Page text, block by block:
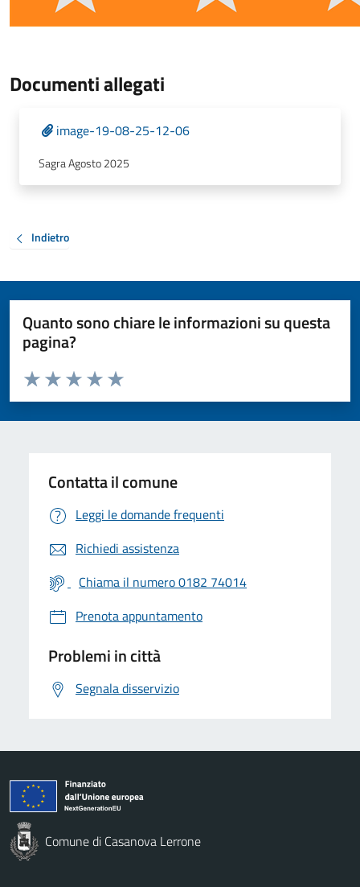
Documenti allegati
image-19-08-25-12-06
Sagra Agosto 2025
Indietro
Quanto sono chiare le informazioni su questa
pagina?
Valuta da 1 a 5 stelle la pagina
Valuta 5 stelle su 5
Valuta 4 stelle su 5
Valuta 3 stelle su 5
Valuta 2 stelle su 5
Valuta 1 stelle su 5
Contatta il comune
Leggi le domande frequenti
Richiedi assistenza
Chiama il numero 0182 74014
Prenota appuntamento
Problemi in città
Segnala disservizio
Comune di Casanova Lerrone